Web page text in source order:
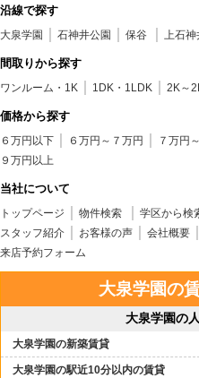
沿線で探す
大泉学園 石神井公園 保谷 上石神
間取りから探す
ワンルーム・1K 1DK・1LDK 2K～
価格から探す
６万円以下 ６万円～７万円 ７万円
９万円以上
当社について
トップページ 物件検索 学区から検
スタッフ紹介
お客様の声 会社概要
来店予約フォーム
大泉学園の
大泉学園の
大泉学園の新築賃貸
大泉学園の駅近10分以内の賃貸